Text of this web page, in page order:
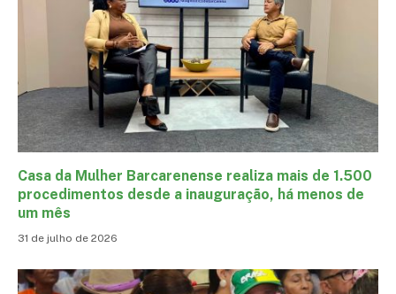
Casa da Mulher Barcarenense realiza mais de 1.500
procedimentos desde a inauguração, há menos de
um mês
31 de julho de 2026